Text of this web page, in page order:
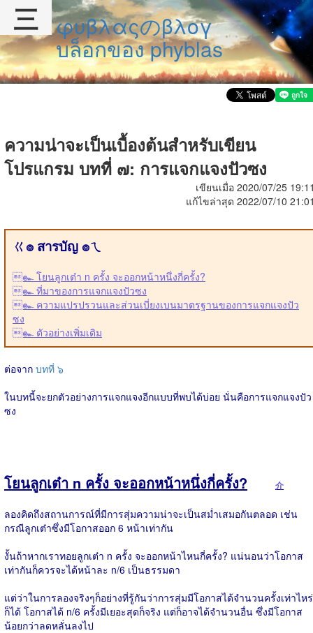
φυβλαςのβλογ
บล็อกของ phyblas
ความน่าจะเป็นเบื้องต้นสำหรับเขียน
โปรแกรม บทที่ ๗: การแจกแจงปัวซง
เขียนเมื่อ 2020/07/25
แก้ไขล่าสุด 2022/07/10
ㄍ๏ สารบัญ ๏ㄟ
๛ โยนลูกเต๋า n ครั้ง จะออกหน้าหนึ่งกี่ครั้ง?
๛ ที่มาของการแจกแจงปัวซง
๛ ความแปรปรวนและส่วนเบี่ยงเบนมาตรฐานของการแจกแจงปัว
ซง
๛ ตัวอย่างเพิ่มเติม
ต่อจาก บทที่ ๖
ในบทนี้จะยกตัวอย่างการแจกแจงอีกแบบที่พบได้บ่อย นั่นคือการแจกแจงปัว
ซง
โยนลูกเต๋า n ครั้ง จะออกหน้าหนึ่งกี่ครั้ง? 介
ลองคิดถึงสถานการณ์ที่มีการสุ่มความน่าจะเป็นสม่ำเสมอกันตลอด เช่น
กรณีลูกเต๋าซึ่งมีโอกาสออก 6 หน้าเท่ากัน
งั้นถ้าหากเราทอยลูกเต๋า n ครั้ง จะออกหน้าไหนกี่ครั้ง? แน่นอนว่าโอกาส
เท่ากันก็ควรจะได้หน้าละ n/6 เป็นธรรมดา
แต่ว่าในการลองจริงๆก็อย่างที่รู้กันว่าการสุ่มมีโอกาสได้จำนวนครั้งเท่าไหร่
ก็ได้ โอกาสได้ n/6 ครั้งมีเยอะสุดก็จริง แต่ก็อาจได้จำนวนอื่น ซึ่งมีโอกาส
น้อยกว่าลดหลั่นลงไป
三